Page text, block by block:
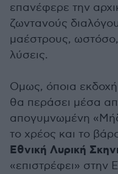
επανέφερε την
ζωντανούς
μαέστρους, ωστόσο,
λύσεις.
Ομως, όποια εκδοχή
θα περάσει μέσα
απογυμνωμένη
το χρέος και το
Εθνική Λυρική
«επιστρέφει» στην